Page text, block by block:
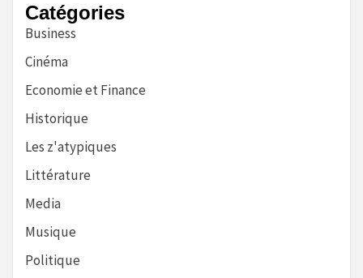
Catégories
Business
Cinéma
Economie et Finance
Historique
Les z'atypiques
Littérature
Media
Musique
Politique